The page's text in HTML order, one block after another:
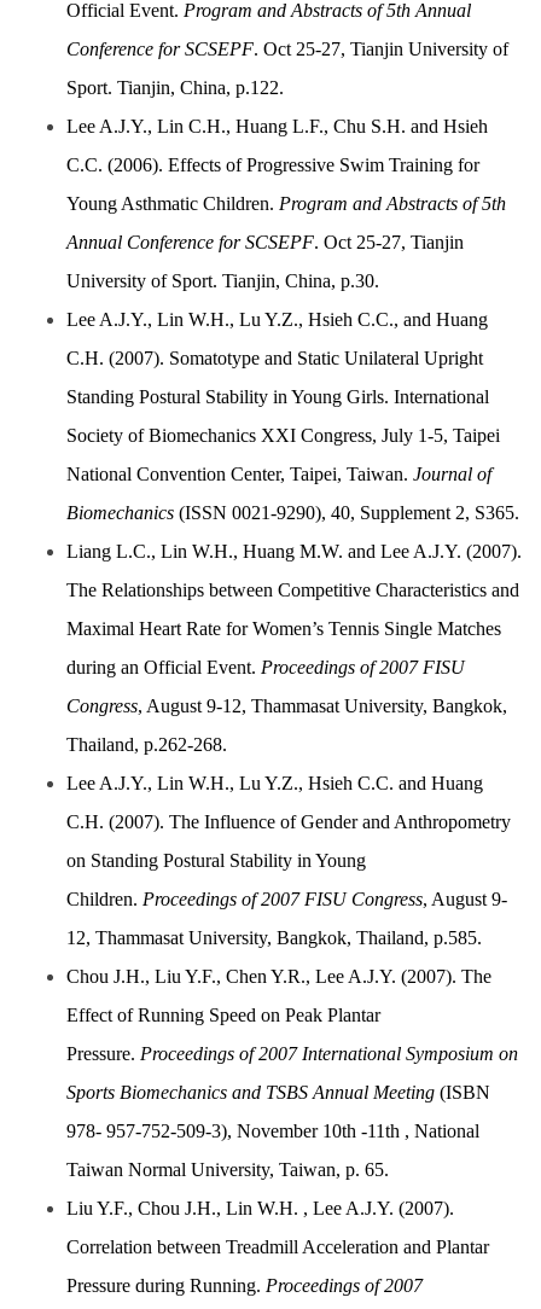
Official Event. Program and Abstracts of 5th Annual
Conference for SCSEPF. Oct 25-27, Tianjin University of
Sport. Tianjin, China, p.122.
Lee A.J.Y., Lin C.H., Huang L.F., Chu S.H. and Hsieh
C.C. (2006). Effects of Progressive Swim Training for
Young Asthmatic Children. Program and Abstracts of 5th
Annual Conference for SCSEPF. Oct 25-27, Tianjin
University of Sport. Tianjin, China, p.30.
Lee A.J.Y., Lin W.H., Lu Y.Z., Hsieh C.C., and Huang
C.H. (2007). Somatotype and Static Unilateral Upright
Standing Postural Stability in Young Girls. International
Society of Biomechanics XXI Congress, July 1-5, Taipei
National Convention Center, Taipei, Taiwan. Journal of
Biomechanics (ISSN 0021-9290), 40, Supplement 2, S365.
Liang L.C., Lin W.H., Huang M.W. and Lee A.J.Y. (2007).
The Relationships between Competitive Characteristics and
Maximal Heart Rate for Women’s Tennis Single Matches
during an Official Event. Proceedings of 2007 FISU
Congress, August 9-12, Thammasat University, Bangkok,
Thailand, p.262-268.
Lee A.J.Y., Lin W.H., Lu Y.Z., Hsieh C.C. and Huang
C.H. (2007). The Influence of Gender and Anthropometry
on Standing Postural Stability in Young
Children. Proceedings of 2007 FISU Congress, August 9-
12, Thammasat University, Bangkok, Thailand, p.585.
Chou J.H., Liu Y.F., Chen Y.R., Lee A.J.Y. (2007). The
Effect of Running Speed on Peak Plantar
Pressure. Proceedings of 2007 International Symposium on
Sports Biomechanics and TSBS Annual Meeting (ISBN
978- 957-752-509-3), November 10th -11th , National
Taiwan Normal University, Taiwan, p. 65.
Liu Y.F., Chou J.H., Lin W.H. , Lee A.J.Y. (2007).
Correlation between Treadmill Acceleration and Plantar
Pressure during Running. Proceedings of 2007